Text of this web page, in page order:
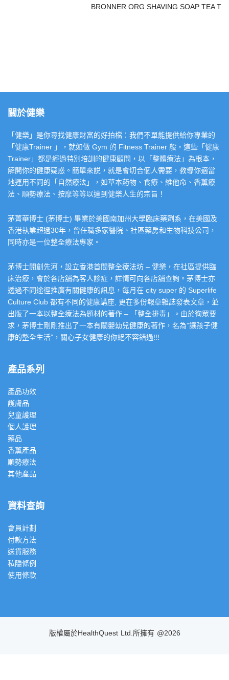
BRONNER ORG SHAVING SOAP TEA T
關於健樂
「健樂」是你尋找健康財富的好拍檔：我們不單能提供給你專業的
「健康Trainer 」，就如做 Gym 的 Fitness Trainer 般，這些「健康
Trainer」都是經過特別培訓的健康顧問，以「整體療法」為根本，
解開你的健康疑惑。簡單來説，就是會切合個人需要，教導你適當
地運用不同的「自然療法」，如草本葯物、食療、維他命、香薰療
法、順勢療法、按摩等等以達到健樂人生的宗旨！
茅菁華博士 (茅博士) 畢業於美國南加州大學臨床藥劑系，在美國及
香港執業超過30年，曾任職多家醫院、社區藥房和生物科技公司，
同時亦是一位整全療法專家。
茅博士開創先河，設立香港首間整全療法坊 – 健樂，在社區提供臨
床治療，會於各店舖為客人診症，詳情可向各店舖查詢。茅博士亦
透過不同途徑推廣有關健康的訊息，每月在 city super 的 Superlife
Culture Club 都有不同的健康講座, 更在多份報章雜誌發表文章，並
出版了一本以整全療法為題材的著作 – 「整全排毒」。由於徇眾要
求，茅博士剛剛推出了一本有關嬰幼兒健康的著作，名為”讓孩子健
康的整全生活”，關心子女健康的你絕不容錯過!!!
產品系列
產品功效
護膚品
兒童護理
個人護理
藥品
香薰產品
順勢療法
其他產品
資料查詢
會員計劃
付款方法
送貨服務
私隱條例
使用條款
版權屬於HealthQuest Ltd.所擁有 @2026